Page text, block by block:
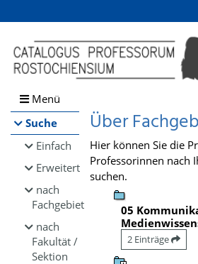
Browsen
direkt zum Inhalt
Menü
Suche
Einfach
Erweitert
nach
Fachgebiet
nach
Fakultät /
Sektion
Über
Hier können Sie die
Professorinnen nach
suchen.
05
2 Einträge